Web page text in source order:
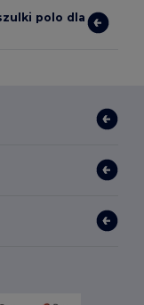
polo dla